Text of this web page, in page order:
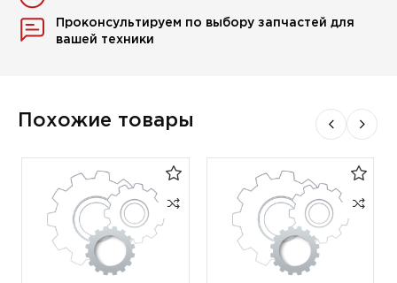
Проконсультируем по выбору запчастей для
вашей техники
Похожие товары